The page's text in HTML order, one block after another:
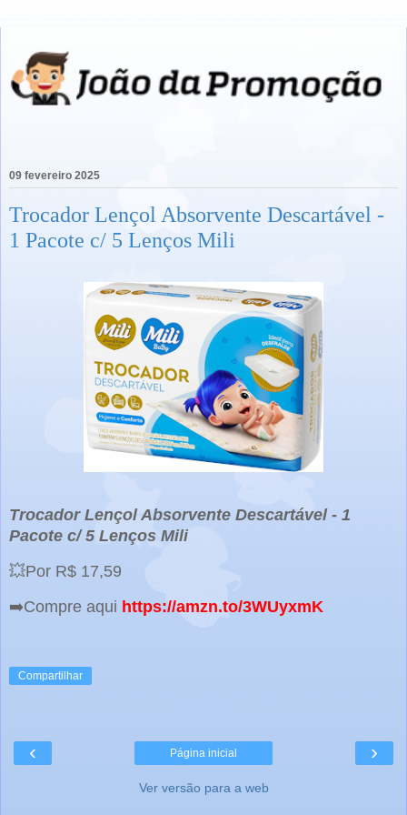
09 fevereiro 2025
Trocador Lençol Absorvente Descartável -
1 Pacote c/ 5 Lenços Mili
Trocador Lençol Absorvente Descartável - 1
Pacote c/ 5 Lenços Mili
💥Por R$ 17,59
➡️Compre aqui https://amzn.to/3WUyxmK
Compartilhar
‹ ›
Página inicial
Ver versão para a web